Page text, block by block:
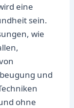
eine
sein.
wie
und
ohne